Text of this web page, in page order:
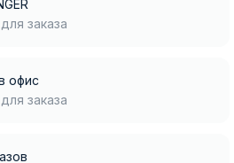
заказа
офис
заказа